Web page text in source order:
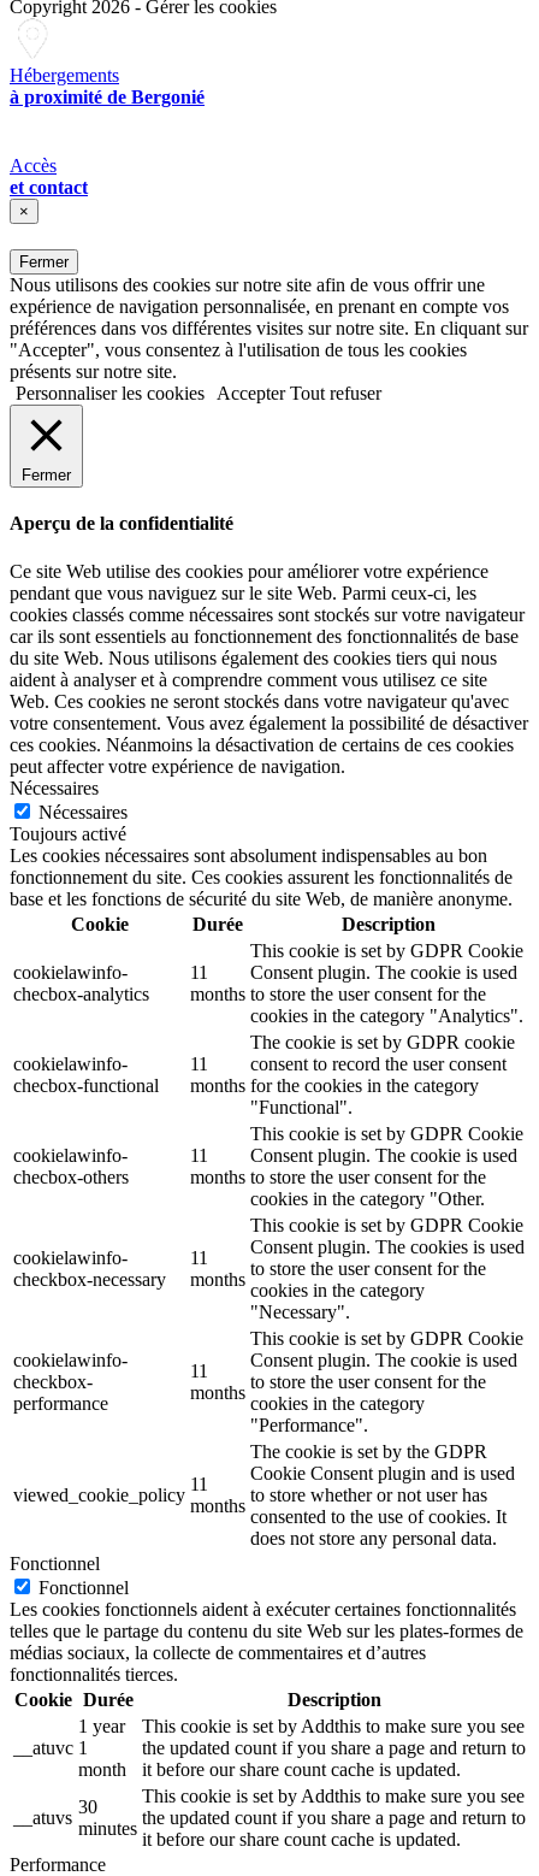
Copyright 2026 - Gérer les cookies
Hébergements
à proximité de Bergonié
Accès
et contact
×
Fermer
Nous utilisons des cookies sur notre site afin de vous offrir une
expérience de navigation personnalisée, en prenant en compte vos
préférences dans vos différentes visites sur notre site. En cliquant sur
"Accepter", vous consentez à l'utilisation de tous les cookies
présents sur notre site.
Personnaliser les cookies
Accepter Tout refuser
Fermer
Aperçu de la confidentialité
Ce site Web utilise des cookies pour améliorer votre expérience
pendant que vous naviguez sur le site Web. Parmi ceux-ci, les
cookies classés comme nécessaires sont stockés sur votre navigateur
car ils sont essentiels au fonctionnement des fonctionnalités de base
du site Web. Nous utilisons également des cookies tiers qui nous
aident à analyser et à comprendre comment vous utilisez ce site
Web. Ces cookies ne seront stockés dans votre navigateur qu'avec
votre consentement. Vous avez également la possibilité de désactiver
ces cookies. Néanmoins la désactivation de certains de ces cookies
peut affecter votre expérience de navigation.
Nécessaires
Nécessaires
Toujours activé
Les cookies nécessaires sont absolument indispensables au bon
fonctionnement du site. Ces cookies assurent les fonctionnalités de
base et les fonctions de sécurité du site Web, de manière anonyme.
Cookie
Durée Description
cookielawinfo-
checbox-analytics
11
months
This cookie is set by GDPR Cookie
Consent plugin. The cookie is used
to store the user consent for the
cookies in the category "Analytics".
cookielawinfo-
checbox-functional
11
months
The cookie is set by GDPR cookie
consent to record the user consent
for the cookies in the category
"Functional".
cookielawinfo-
checbox-others
11
months
This cookie is set by GDPR Cookie
Consent plugin. The cookie is used
to store the user consent for the
cookies in the category "Other.
cookielawinfo-
checkbox-necessary
11
months
This cookie is set by GDPR Cookie
Consent plugin. The cookies is used
to store the user consent for the
cookies in the category
"Necessary".
cookielawinfo-
checkbox-
performance
11
months
This cookie is set by GDPR Cookie
Consent plugin. The cookie is used
to store the user consent for the
cookies in the category
"Performance".
viewed_cookie_policy
11
months
The cookie is set by the GDPR
Cookie Consent plugin and is used
to store whether or not user has
consented to the use of cookies. It
does not store any personal data.
Fonctionnel
Fonctionnel
Les cookies fonctionnels aident à exécuter certaines fonctionnalités
telles que le partage du contenu du site Web sur les plates-formes de
médias sociaux, la collecte de commentaires et d’autres
fonctionnalités tierces.
Cookie Durée Description
__atuvc
1 year
1
month
This cookie is set by Addthis to make sure you see
the updated count if you share a page and return to
it before our share count cache is updated.
__atuvs
30
minutes
This cookie is set by Addthis to make sure you see
the updated count if you share a page and return to
it before our share count cache is updated.
Performance